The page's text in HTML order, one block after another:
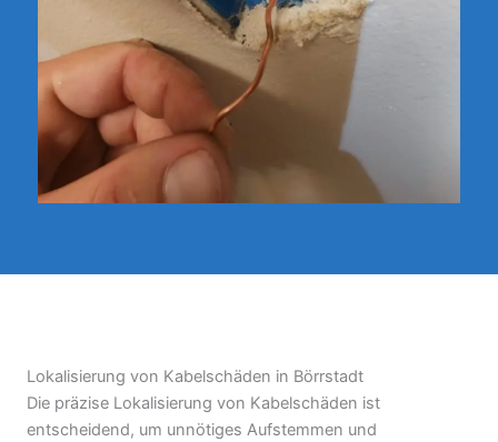
Lokalisierung von Kabelschäden in Börrstadt
Die präzise Lokalisierung von Kabelschäden ist
entscheidend, um unnötiges Aufstemmen und